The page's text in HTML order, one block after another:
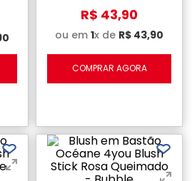
R$ 43,90
ou em 1x de R$ 43,90
COMPRAR AGORA